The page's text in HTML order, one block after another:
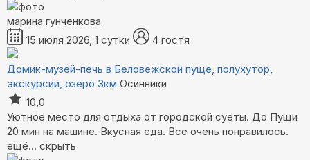
марина гунченкова
15 июля 2026, 1 сутки
4 гостя
Домик-музей-печь в Беловежской пуще, полухутор,
экскурсии, озеро 3км Осинники
10,0
Уютное место для отдыха от городской суеты. До Пущи
20 мин на машине. Вкусная еда. Все очень понравилось.
ещё... скрыть